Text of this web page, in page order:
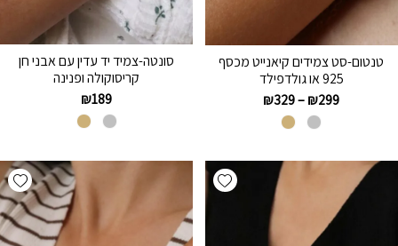
טנטום-סט צמידים קיאנייט מכסף
925 או גולדפילד
₪299
–
₪329
סונטה-צמיד יד עדין עם אבני חן
קריסוקולה ופנינה
₪189
Add wishlist